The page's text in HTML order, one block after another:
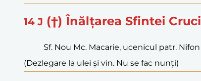
14 J (†) Înălțarea Sfintei Cruci
Sf. Nou Mc. Macarie, ucenicul patr. Nifon
(Dezlegare la ulei și vin. Nu se fac nunți)